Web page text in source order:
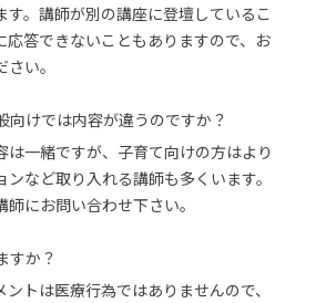
す。講師が別の講座に登壇しているこ
応答できないこともありますので、お
い。
向けでは内容が違うのですか？
は一緒ですが、子育て向けの方はより
など取り入れる講師も多くいます。
にお問い合わせ下さい。
すか？
トは医療行為ではありませんので、